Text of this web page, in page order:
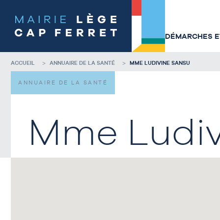
contenu
page
DÉMARCHES
ACCUEIL ANNUAIRE DE LA SANTÉ MME LUDIVINE SANSU
Mme
ANNUAIRE DE LA SANTÉ